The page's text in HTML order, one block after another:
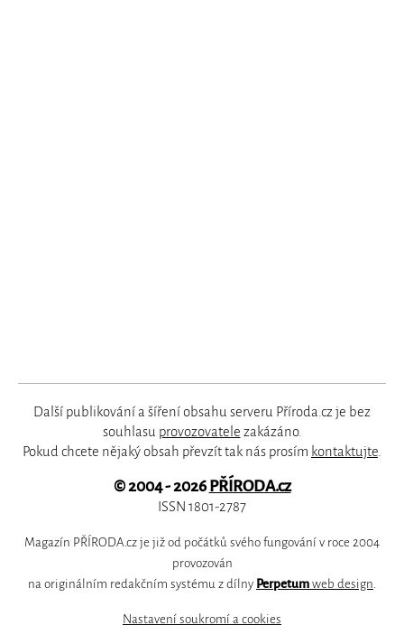
Další publikování a šíření obsahu serveru Příroda.cz je bez
souhlasu provozovatele zakázáno.
Pokud chcete nějaký obsah převzít tak nás prosím kontaktujte
© 2004 - 2026PŘÍRODA.cz
ISSN 1801-2787
Magazín PŘÍRODA.cz je již od počátků svého fungování v roce 2004
provozován
na originálním redakčním systému z dílny Perpetum web design
Nastavení soukromí a cookies